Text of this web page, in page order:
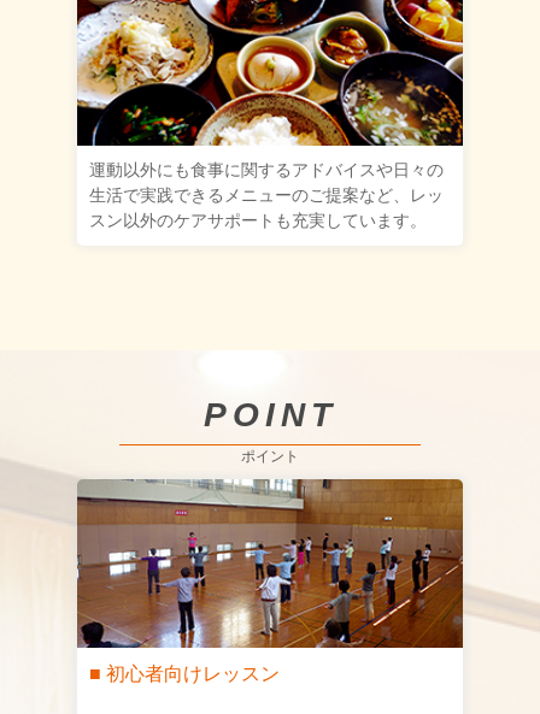
運動以外にも食事に関するアドバイスや日々の
生活で実践できるメニューのご提案など、レッ
スン以外のケアサポートも充実しています。
POINT
ポイント
■ 初心者向けレッスン